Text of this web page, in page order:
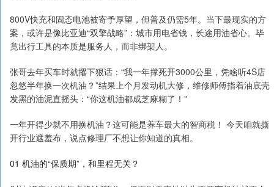
800V快充和固态电池被寄予厚望，但普及仍需5年。当下最现实的方
案，或许是像比亚迪“双擎战略”：城市用电省钱，长途用油省心。毕
竟出行工具的本质是服务人，而非绑架人。
张哥去年买车时就撂下狠话：“我一年撑死开3000公里，凭啥听4S店
忽悠半年换一次机油？”结果上个月发动机大修，维修师傅指着油底壳
发黑的油泥直摇头：“你这机油都成芝麻糊了！”
一年开得少就不用换机油？这可能是养车最大的智商税！ 今天咱就撕
开行业遮羞布，说点修理厂不想让你知道的真相。
01 机油的“保质期”，和里程无关？